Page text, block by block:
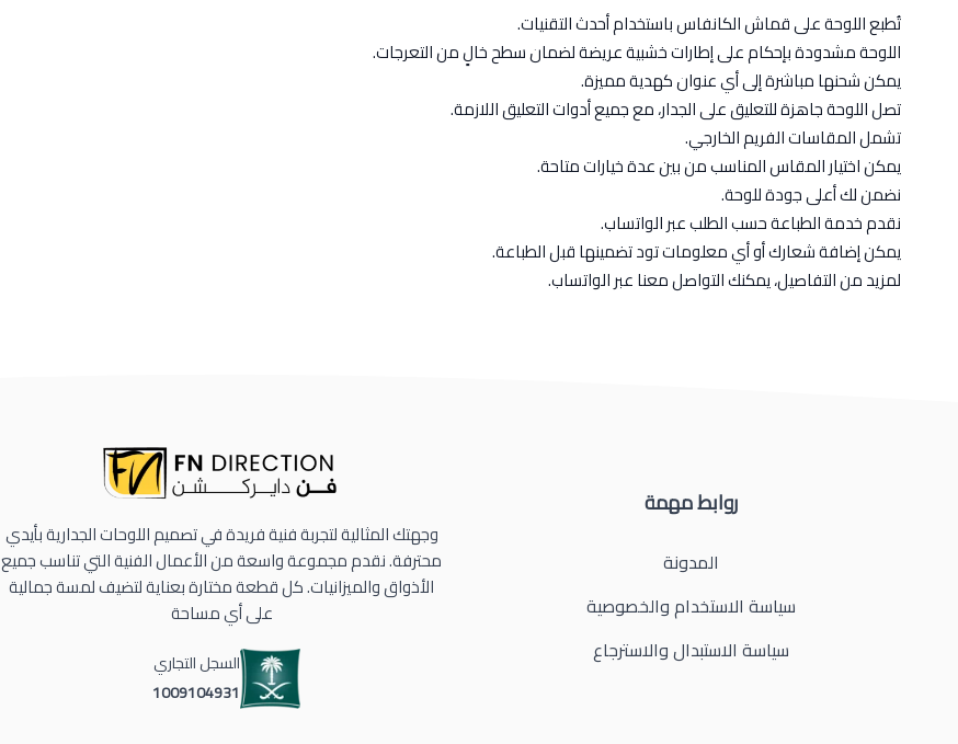
تُطبع اللوحة على قماش الكانفاس باستخدام أحدث التقنيات.
اللوحة مشدودة بإحكام على إطارات خشبية عريضة لضمان سطح خالٍ من التعرجات.
يمكن شحنها مباشرة إلى أي عنوان كهدية مميزة.
تصل اللوحة جاهزة للتعليق على الجدار، مع جميع أدوات التعليق اللازمة.
تشمل المقاسات الفريم الخارجي.
يمكن اختيار المقاس المناسب من بين عدة خيارات متاحة.
نضمن لك أعلى جودة للوحة.
نقدم خدمة الطباعة حسب الطلب عبر الواتساب.
يمكن إضافة شعارك أو أي معلومات تود تضمينها قبل الطباعة.
لمزيد من التفاصيل، يمكنك التواصل معنا عبر الواتساب.
روابط مهمة
المدونة
سياسة الاستخدام والخصوصية
سياسة الاستبدال والاسترجاع
وجهتك المثالية لتجربة فنية فريدة في تصميم اللوحات الجدارية بأيدي
محترفة. نقدم مجموعة واسعة من الأعمال الفنية التي تناسب جميع
الأذواق والميزانيات. كل قطعة مختارة بعناية لتضيف لمسة جمالية
على أي مساحة
السجل التجاري
1009104931